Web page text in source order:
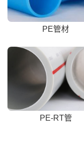
PE管材
PE-RT管